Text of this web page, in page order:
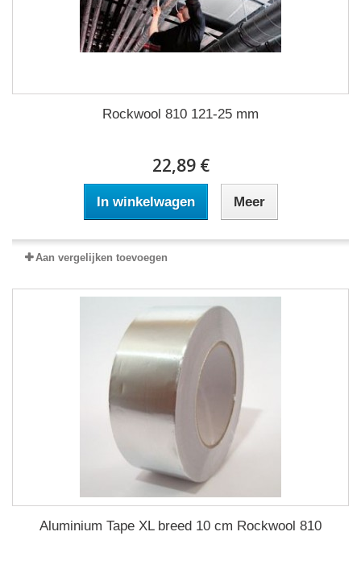
Rockwool 810 121-25 mm
22,89 €
In winkelwagen Meer
Aan vergelijken toevoegen
Aluminium Tape XL breed 10 cm Rockwool 810